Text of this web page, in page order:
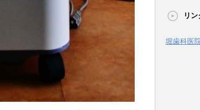
ゴ
ー
リン
堀歯科医